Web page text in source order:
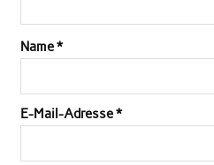
Name*
E-Mail-Adresse*